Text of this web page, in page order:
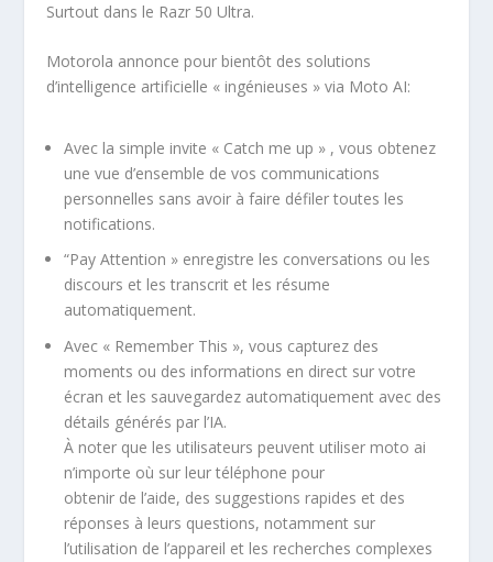
Surtout dans le Razr 50 Ultra.
Motorola annonce pour bientôt des solutions
d’intelligence artificielle « ingénieuses » via Moto AI:
Avec la simple invite « Catch me up » , vous obtenez
une vue d’ensemble de vos communications
personnelles sans avoir à faire défiler toutes les
notifications.
“Pay Attention » enregistre les conversations ou les
discours et les transcrit et les résume
automatiquement.
Avec « Remember This », vous capturez des
moments ou des informations en direct sur votre
écran et les sauvegardez automatiquement avec des
détails générés par l’IA.
À noter que les utilisateurs peuvent utiliser moto ai
n’importe où sur leur téléphone pour
obtenir de l’aide, des suggestions rapides et des
réponses à leurs questions, notamment sur
l’utilisation de l’appareil et les recherches complexes